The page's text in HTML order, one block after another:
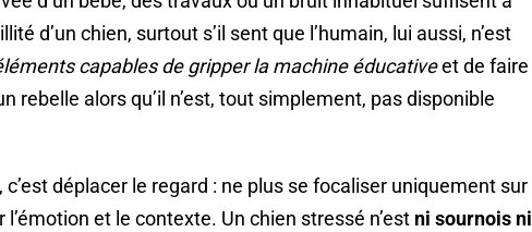
d’un chien, surtout s’il sent que l’humain, lui aussi, n’est
capables de gripper la machine éducativeet de faire
rebelle alors qu’il n’est, tout simplement, pas disponible
déplacer le regard : ne plus se focaliser uniquement sur
l’émotion et le contexte. Un chien stressé n’est ni sournois ni